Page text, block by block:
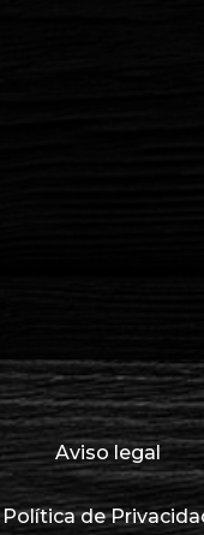
Aviso legal
Política de